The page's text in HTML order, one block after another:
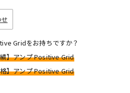
せ
Gridをお持ちですか？
】アンプ Positive Grid
】アンプ Positive Grid